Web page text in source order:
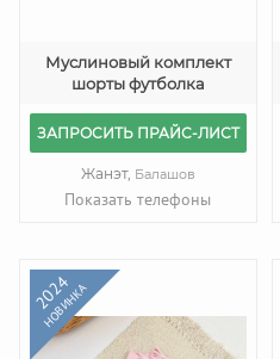
Муслиновый комплект
шорты футболка
ЗАПРОСИТЬ ПРАЙС-ЛИСТ
Жанэт, Балашов
Показать телефоны
2024
НОВИНКА